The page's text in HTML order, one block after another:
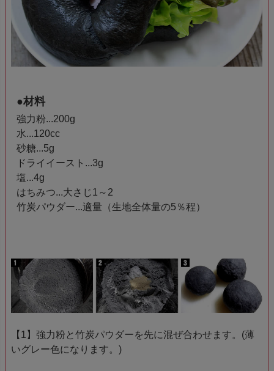
●材料
強力粉...200g
水...120cc
砂糖...5g
ドライイースト...3g
塩...4g
はちみつ...大さじ1～2
竹炭パウダー...適量（生地全体量の5％程）
【1】強力粉と竹炭パウダーを先に混ぜ合わせます。(薄
いグレー色になります。)